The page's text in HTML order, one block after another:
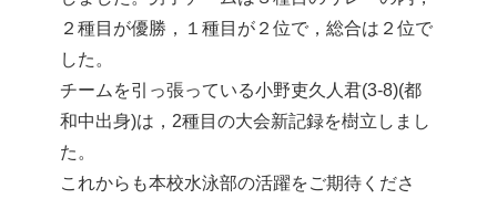
２種目が優勝，１種目が２位で，総合は２位で
した。
チームを引っ張っている小野吏久人君(3-8)(都
和中出身)は，2種目の大会新記録を樹立しまし
た。
これからも本校水泳部の活躍をご期待くださ